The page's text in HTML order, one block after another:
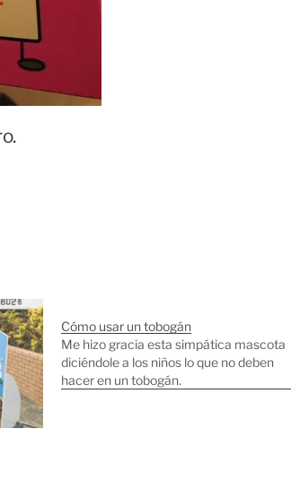
Cómo usar un tobogán
Me hizo gracia esta simpática mascota
diciéndole a los niños lo que no deben
hacer en un tobogán.